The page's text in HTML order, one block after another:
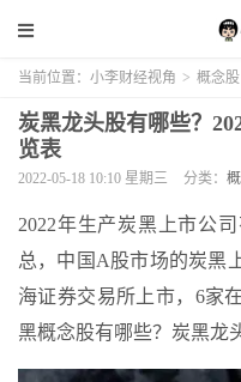
当前位置： 小李财经视角 > 概念股
炭黑龙头股有哪些？
览表
2022-05-18 10:10 星期三 分类：
2022年生产炭黑上市公
总，中国A股市场的炭黑
海证券交易所上市，6家
黑概念股有哪些？炭黑龙